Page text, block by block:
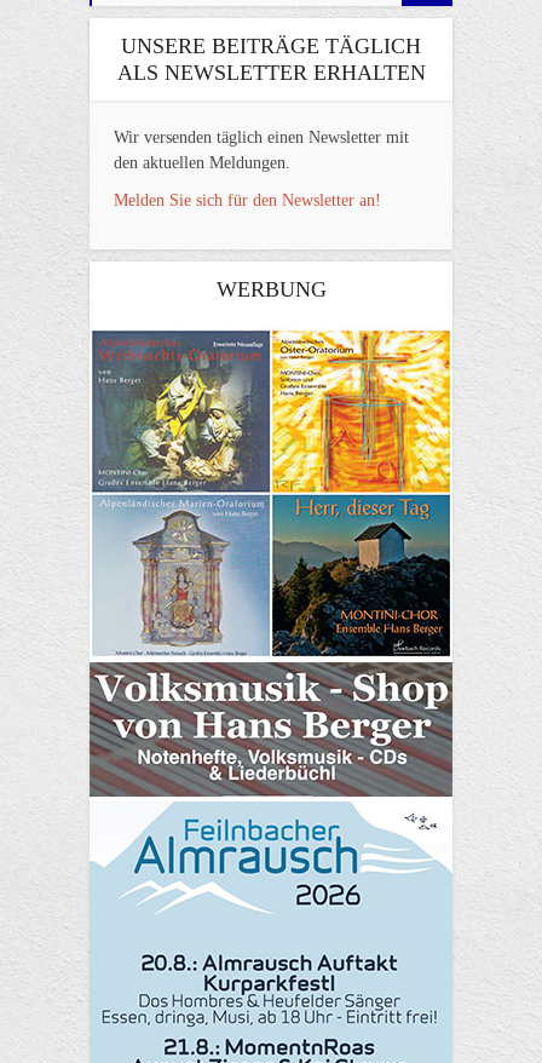
UNSERE BEITRÄGE TÄGLICH
ALS NEWSLETTER ERHALTEN
Wir versenden täglich einen Newsletter mit
den aktuellen Meldungen.
Melden Sie sich für den Newsletter an!
WERBUNG